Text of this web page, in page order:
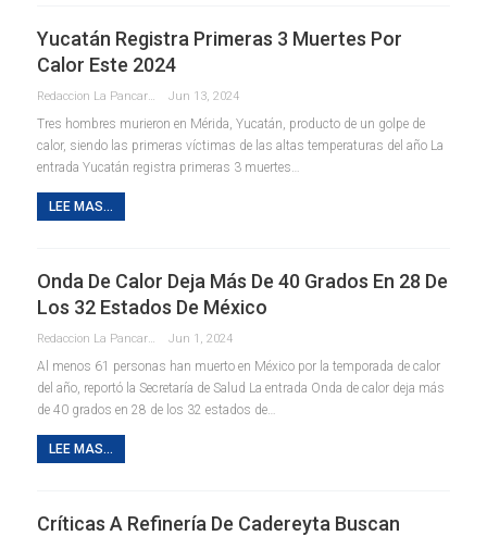
Yucatán Registra Primeras 3 Muertes Por
Calor Este 2024
Redaccion La Pancarta De Quintana Roo Jun 13, 2024
Tres hombres murieron en Mérida, Yucatán, producto de un golpe de
calor, siendo las primeras víctimas de las altas temperaturas del año La
entrada Yucatán registra primeras 3 muertes…
LEE MAS...
Onda De Calor Deja Más De 40 Grados En 28 De
Los 32 Estados De México
Redaccion La Pancarta De Quintana Roo Jun 1, 2024
Al menos 61 personas han muerto en México por la temporada de calor
del año, reportó la Secretaría de Salud La entrada Onda de calor deja más
de 40 grados en 28 de los 32 estados de…
LEE MAS...
Críticas A Refinería De Cadereyta Buscan